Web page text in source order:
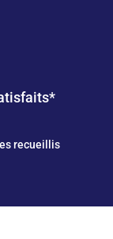
recueillis